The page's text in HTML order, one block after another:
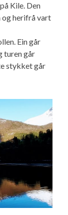
Kile. Den
og herifrå vart
Ein går
turen går
stykket går